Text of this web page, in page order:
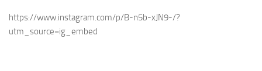
https://www.instagram.com/p/B-n5b-xJN9-/?
utm_source=ig_embed